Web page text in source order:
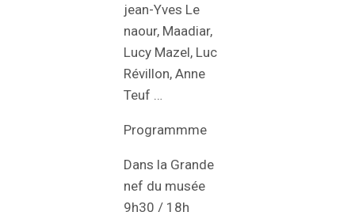
jean-Yves Le
naour, Maadiar,
Lucy Mazel, Luc
Révillon, Anne
Teuf …
Programmme
Dans la Grande
nef du musée
9h30 / 18h